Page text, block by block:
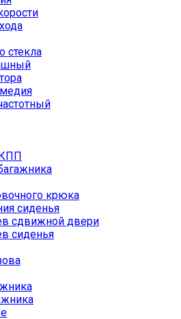
стекла
крюка
сиденья
сдвижной двери
сиденья